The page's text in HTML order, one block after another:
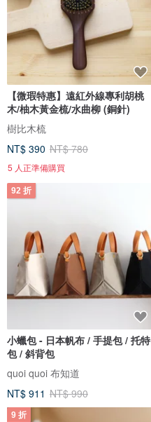
【微瑕特惠】遠紅外線專利胡桃
木/柚木黃金梳/水曲柳 (銅針)
樹比木梳
NT$ 390 NT$ 780
5 人正準備購買
92 折
小蠟包 - 日本帆布 / 手提包 / 托特
包 / 斜背包
quoi quoi 布知道
NT$ 911 NT$ 990
9 折